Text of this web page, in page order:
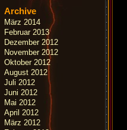
Archive
März 2014
Februar 2013
Dezember 2012
November 2012
Oktober 2012
August 2012
Juli 2012
Juni 2012
Mai 2012
April 2012
März 2012